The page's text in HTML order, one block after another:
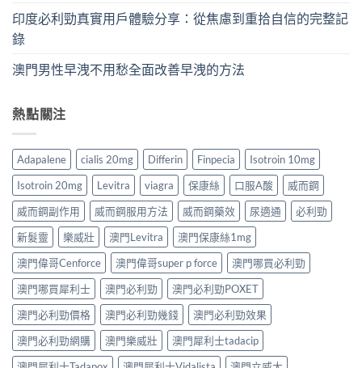
印度必利勁真實用戶體驗分享：從焦慮到重拾自信的完整記
錄
澳門男性早洩不用愁全面改善早洩的方法
熱點關注
Adapalene cialis 20mg Differin Finpecia
Isotroin 10mg
Isotroin 20mg
Levitra viagra 保康絲 口服A酸
威而鋼
威而鋼副作用
威而鋼服用方法 威而鋼藥效 尿適通
必利勁
新髮靈
樂威壯 澳門Levitra
澳門保康絲1mg
澳門偉哥Cenforce
澳門偉哥super p force
澳門哪買必利勁
澳門哪買犀利士
澳門必利勁
澳門必利勁POXET
澳門必利勁價格
澳門必利勁幾錢
澳門必利勁效果
澳門必利勁網購
澳門樂威壯
澳門犀利士tadacip